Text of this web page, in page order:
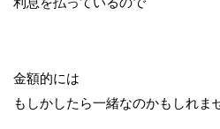
金額的には
もしかしたら一緒なのかもしれま